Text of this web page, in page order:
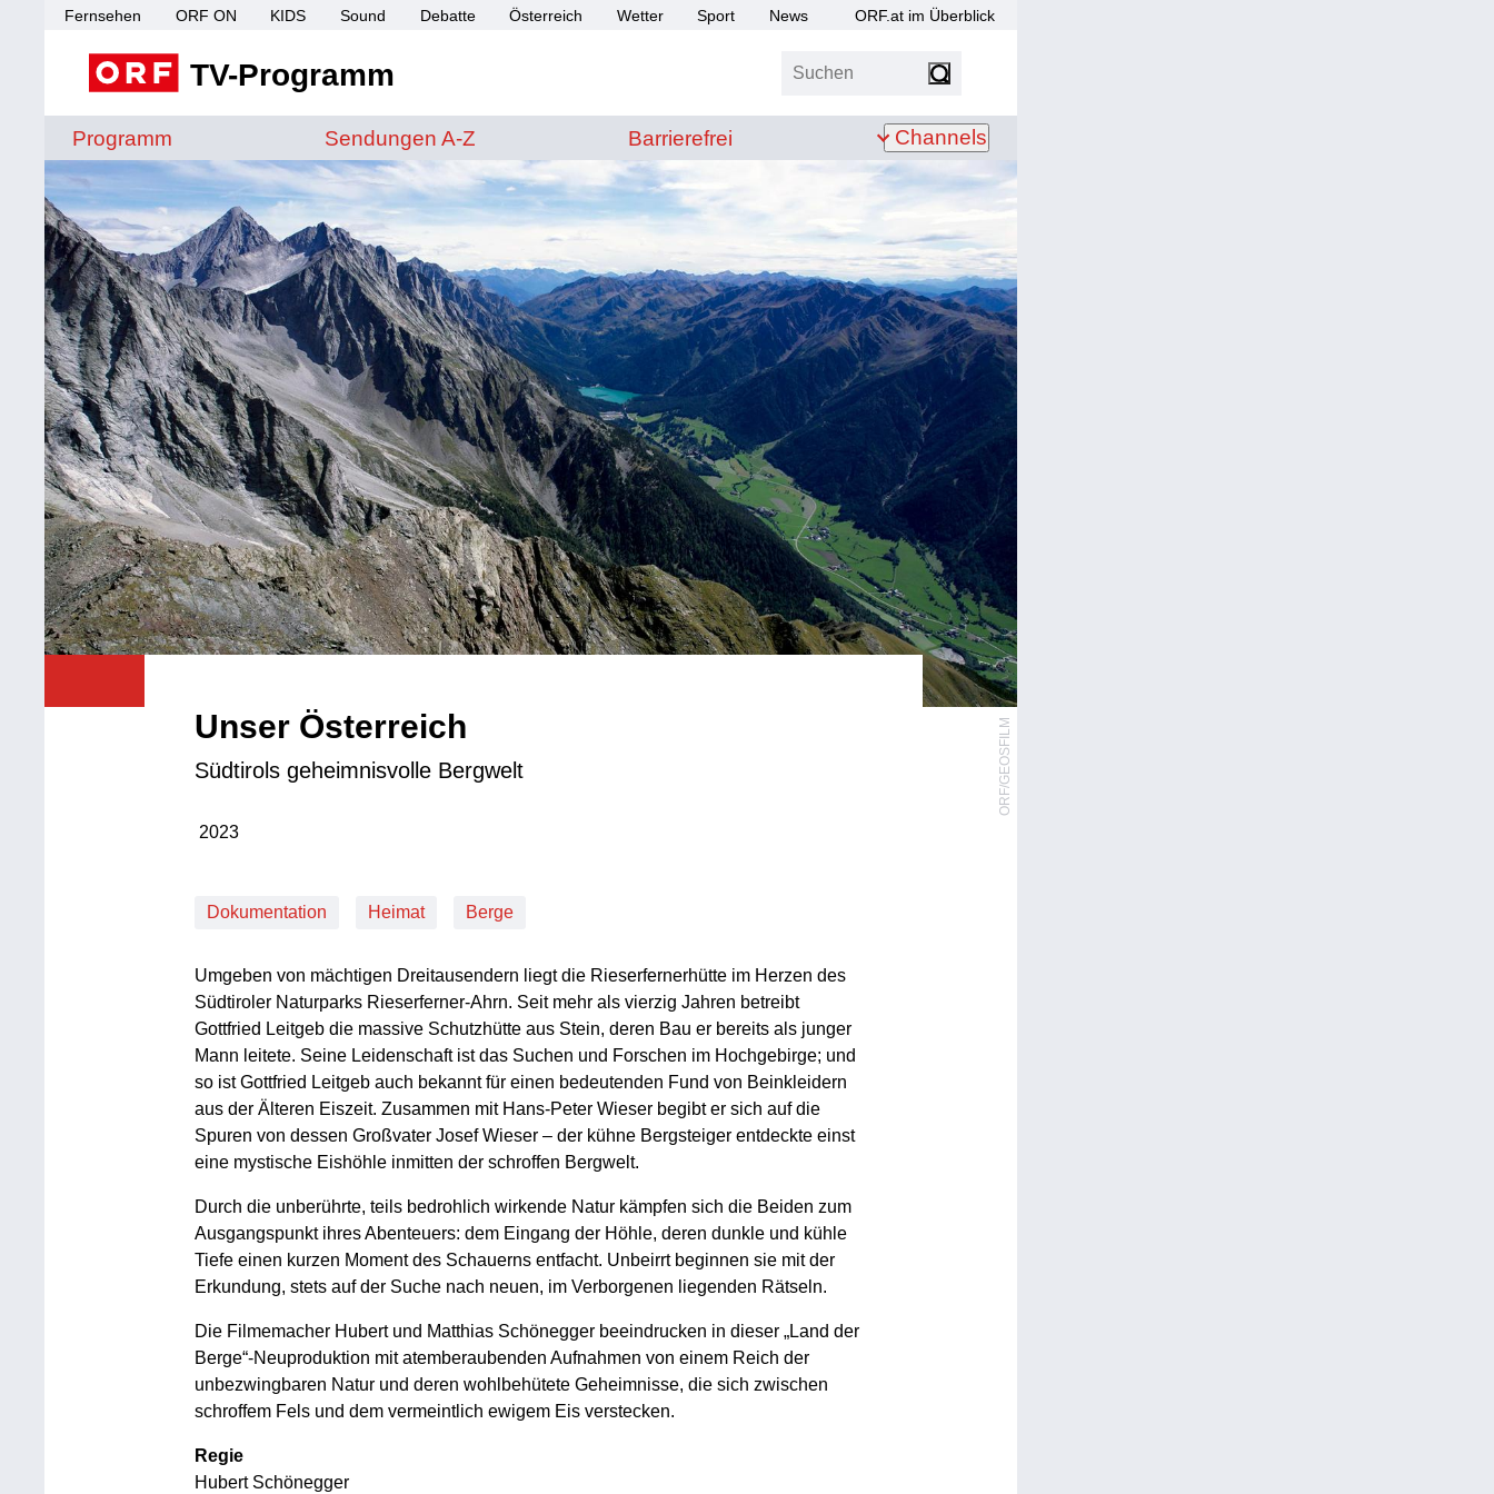
Fernsehen ORF ON KIDS Sound Debatte Österreich Wetter Sport News ORF.at im Überblick
TV-Programm Suchen
Programm Sendungen von A bis Z
Sendungen A-Z Barrierefrei
Barrierefrei Channels
ORF/GEOSFILM
Unser Österreich
Südtirols geheimnisvolle Bergwelt
Produktionsjahr: 2023
2023
Dokumentation Heimat Berge
Umgeben von mächtigen Dreitausendern liegt die Rieserfernerhütte im Herzen des
Südtiroler Naturparks Rieserferner-Ahrn. Seit mehr als vierzig Jahren betreibt
Gottfried Leitgeb die massive Schutzhütte aus Stein, deren Bau er bereits als junger
Mann leitete. Seine Leidenschaft ist das Suchen und Forschen im Hochgebirge; und
so ist Gottfried Leitgeb auch bekannt für einen bedeutenden Fund von Beinkleidern
aus der Älteren Eiszeit. Zusammen mit Hans-Peter Wieser begibt er sich auf die
Spuren von dessen Großvater Josef Wieser – der kühne Bergsteiger entdeckte einst
eine mystische Eishöhle inmitten der schroffen Bergwelt.
Durch die unberührte, teils bedrohlich wirkende Natur kämpfen sich die Beiden zum
Ausgangspunkt ihres Abenteuers: dem Eingang der Höhle, deren dunkle und kühle
Tiefe einen kurzen Moment des Schauerns entfacht. Unbeirrt beginnen sie mit der
Erkundung, stets auf der Suche nach neuen, im Verborgenen liegenden Rätseln.
Die Filmemacher Hubert und Matthias Schönegger beeindrucken in dieser „Land der
Berge“-Neuproduktion mit atemberaubenden Aufnahmen von einem Reich der
unbezwingbaren Natur und deren wohlbehütete Geheimnisse, die sich zwischen
schroffem Fels und dem vermeintlich ewigem Eis verstecken.
Regie
Hubert Schönegger